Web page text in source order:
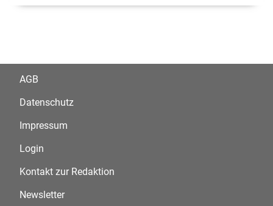
AGB
Datenschutz
Impressum
Login
Kontakt zur Redaktion
Newsletter